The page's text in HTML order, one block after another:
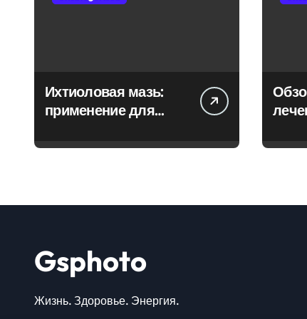
Ихтиоловая мазь:
применение для
Gsphoto
Жизнь. Здоровье. Энергия.